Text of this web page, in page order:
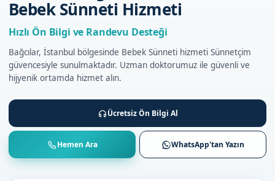
Bebek Sünneti Hizmeti
Hızlı Ön Bilgi ve Randevu Desteği
Bağcılar, İstanbul bölgesinde Bebek Sünneti hizmeti Sünnetçim
güvencesiyle sunulmaktadır. Uzman doktorumuz ile güvenli ve
hijyenik ortamda hizmet alın.
Ücretsiz Ön Bilgi Al
Hemen Ara WhatsApp'tan Yazın